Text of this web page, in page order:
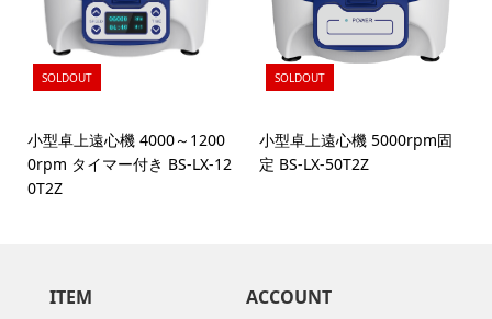
SOLDOUT
小型卓上遠心機 4000～1200
0rpm タイマー付き BS-LX-12
0T2Z
SOLDOUT
小型卓上遠心機 5000rpm固
定 BS-LX-50T2Z
ITEM ACCOUNT